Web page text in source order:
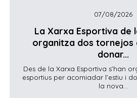
07/08/2026
La Xarxa Esportiva de
organitza dos tornejos
donar...
Des de la Xarxa Esportiva s’han
esportius per acomiadar l’estiu i
la nova...